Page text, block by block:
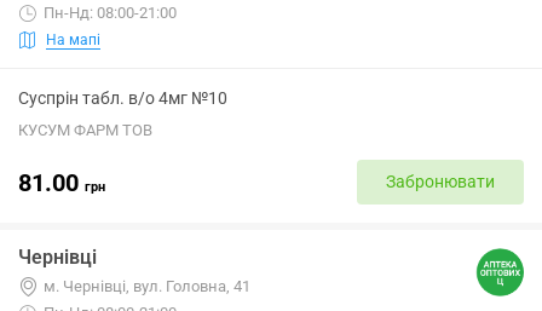
Пн-Нд: 08:00-21:00
На мапі
Суспрін табл. в/о 4мг №10
КУСУМ ФАРМ ТОВ
81.00 грн Забронювати
Чернівці
м. Чернівці, вул. Головна, 41